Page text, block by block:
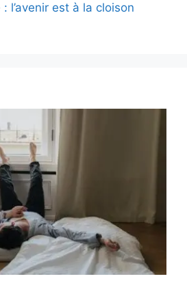
l’avenir est à la cloison